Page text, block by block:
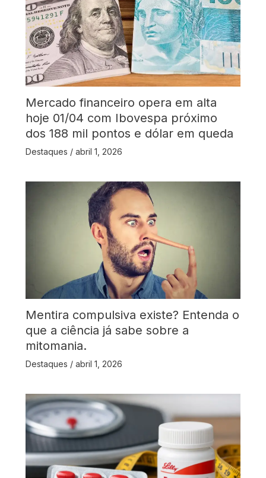
Mercado financeiro opera em alta
hoje 01/04 com Ibovespa próximo
dos 188 mil pontos e dólar em queda
Destaques / abril 1, 2026
Mentira compulsiva existe? Entenda o
que a ciência já sabe sobre a
mitomania.
Destaques / abril 1, 2026